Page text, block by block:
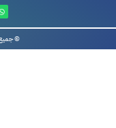
© جميع